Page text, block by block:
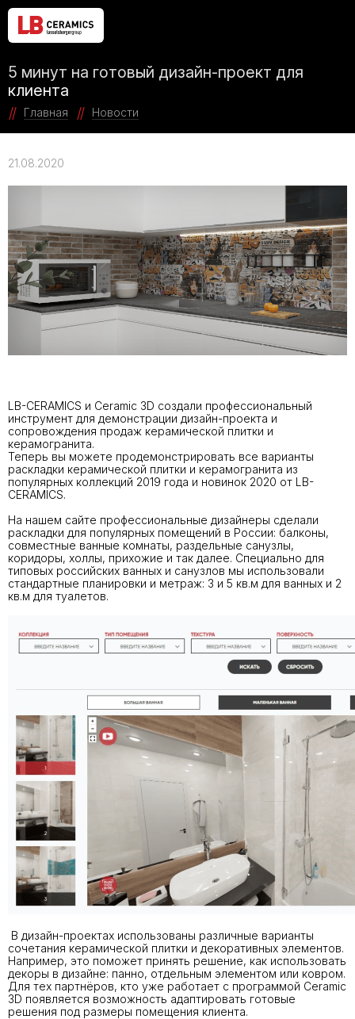
5 минут на готовый дизайн-проект для
клиента
Главная Новости
21.08.2020
LB-CERAMICS и Ceramic 3D создали профессиональный
инструмент для демонстрации дизайн-проекта и
сопровождения продаж керамической плитки и
керамогранита.
Теперь вы можете продемонстрировать все варианты
раскладки керамической плитки и керамогранита из
популярных коллекций 2019 года и новинок 2020 от LB-
CERAMICS.
На нашем сайте профессиональные дизайнеры сделали
раскладки для популярных помещений в России: балконы,
совместные ванные комнаты, раздельные санузлы,
коридоры, холлы, прихожие и так далее. Специально для
типовых российских ванных и санузлов мы использовали
стандартные планировки и метраж: 3 и 5 кв.м для ванных и 2
кв.м для туалетов.
В дизайн-проектах использованы различные варианты
сочетания керамической плитки и декоративных элементов.
Например, это поможет принять решение, как использовать
декоры в дизайне: панно, отдельным элементом или ковром.
Для тех партнёров, кто уже работает с программой Ceramic
3D появляется возможность адаптировать готовые
решения под размеры помещения клиента.